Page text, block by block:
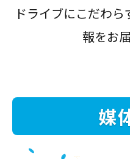
ドライブにこだわ
報をお
媒